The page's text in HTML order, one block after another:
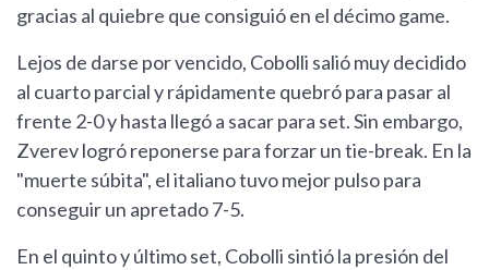
gracias al quiebre que consiguió en el décimo game.
Lejos de darse por vencido, Cobolli salió muy decidido
al cuarto parcial y rápidamente quebró para pasar al
frente 2-0 y hasta llegó a sacar para set. Sin embargo,
Zverev logró reponerse para forzar un tie-break. En la
"muerte súbita", el italiano tuvo mejor pulso para
conseguir un apretado 7-5.
En el quinto y último set, Cobolli sintió la presión del